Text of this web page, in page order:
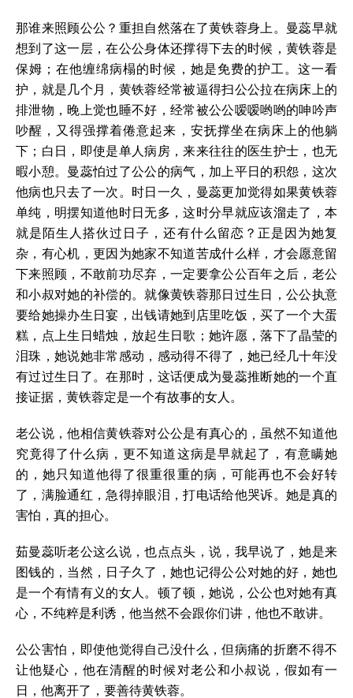
那谁来照顾公公？重担自然落在了黄铁蓉身上。曼蕊早就
想到了这一层，在公公身体还撑得下去的时候，黄铁蓉是
保姆；在他缠绵病榻的时候，她是免费的护工。这一看
护，就是几个月，黄铁蓉经常被逼得扫公公拉在病床上的
排泄物，晚上觉也睡不好，经常被公公嗳嗳哟哟的呻吟声
吵醒，又得强撑着倦意起来，安抚撑坐在病床上的他躺
下；白日，即使是单人病房，来来往往的医生护士，也无
暇小憩。曼蕊怕过了公公的病气，加上平日的积怨，这次
他病也只去了一次。时日一久，曼蕊更加觉得如果黄铁蓉
单纯，明摆知道他时日无多，这时分早就应该溜走了，本
就是陌生人搭伙过日子，还有什么留恋？正是因为她复
杂，有心机，更因为她家不知道苦成什么样，才会愿意留
下来照顾，不敢前功尽弃，一定要拿公公百年之后，老公
和小叔对她的补偿的。就像黄铁蓉那日过生日，公公执意
要给她操办生日宴，出钱请她到店里吃饭，买了一个大蛋
糕，点上生日蜡烛，放起生日歌；她许愿，落下了晶莹的
泪珠，她说她非常感动，感动得不得了，她已经几十年没
有过过生日了。在那时，这话便成为曼蕊推断她的一个直
接证据，黄铁蓉定是一个有故事的女人。
老公说，他相信黄铁蓉对公公是有真心的，虽然不知道他
究竟得了什么病，更不知道这病是早就起了，有意瞒她
的，她只知道他得了很重很重的病，可能再也不会好转
了，满脸通红，急得掉眼泪，打电话给他哭诉。她是真的
害怕，真的担心。
茹曼蕊听老公这么说，也点点头，说，我早说了，她是来
图钱的，当然，日子久了，她也记得公公对她的好，她也
是一个有情有义的女人。顿了顿，她说，公公也对她有真
心，不纯粹是利诱，他当然不会跟你们讲，他也不敢讲。
公公害怕，即使他觉得自己没什么，但病痛的折磨不得不
让他疑心，他在清醒的时候对老公和小叔说，假如有一
日，他离开了，要善待黄铁蓉。